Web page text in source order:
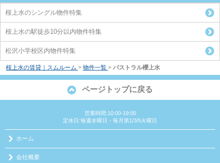
桜上水のシングル物件特集
桜上水の駅徒歩10分以内物件特集
松沢小学校区内物件特集
桜上水の賃貸｜スムルーム > 物件一覧 > パストラル櫻上水
ページトップに戻る
営業時間:10:00-19:00
定休日:毎週水曜日・毎月第1/3/5火曜日
ホーム
会社概要